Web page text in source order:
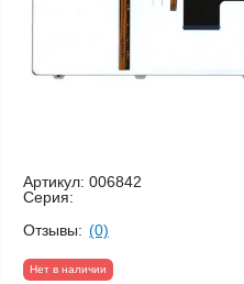
Артикул: 006842
Серия:
Отзывы: (0)
Нет в наличии